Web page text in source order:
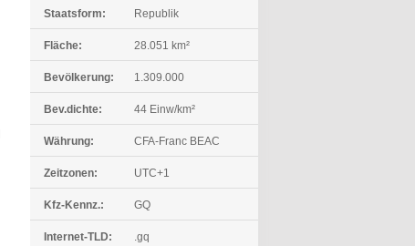
Staatsform: Republik
Fläche: 28.051 km²
Bevölkerung: 1.309.000
Bev.dichte: 44 Einw/km²
Währung: CFA-Franc BEAC
Zeitzonen: UTC+1
Kfz-Kennz.: GQ
Internet-TLD: .gq